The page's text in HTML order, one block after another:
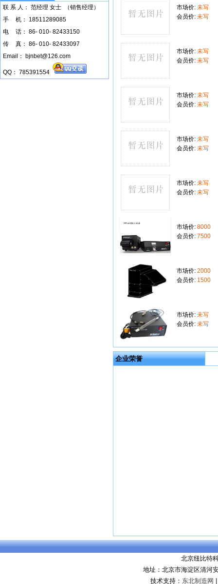
联 系 人： 范经理 女士 （销售经理）
手
机： 18511289085
电
话： 86- 010- 82433150
传
真： 86- 010- 82433097
Email： bjnbet@126.com
QQ： 785391554
市场价: 未写
会员价: 未写
市场价: 未写
会员价: 未写
市场价: 未写
会员价: 未写
市场价: 未写
会员价: 未写
市场价: 未写
会员价: 未写
市场价: 8000
会员价: 7500
市场价: 2000
会员价: 1500
市场价: 未写
会员价: 未写
企业荣誉
北京纽比特
地址：北京市海淀区清河
技术支持： 东北制造网